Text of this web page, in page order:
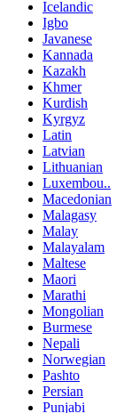
Icelandic
Igbo
Javanese
Kannada
Kazakh
Khmer
Kurdish
Kyrgyz
Latin
Latvian
Lithuanian
Luxembou..
Macedonian
Malagasy
Malay
Malayalam
Maltese
Maori
Marathi
Mongolian
Burmese
Nepali
Norwegian
Pashto
Persian
Punjabi